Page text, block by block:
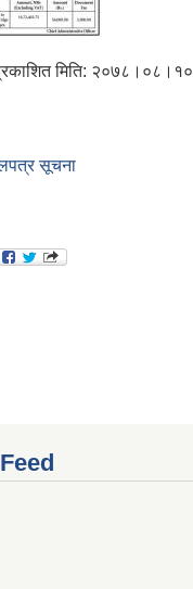
मिति: २०७८।०८।१०
सूचना